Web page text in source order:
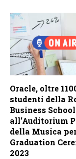
Oracle, oltre
studenti della
Business School
all’Auditorium
della Musica
Graduation
2023